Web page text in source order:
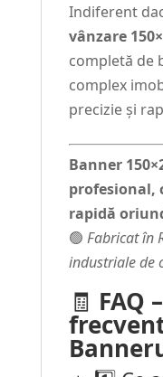
Indiferent
vânzare
completă de
complex
precizie și
Banner
profesional,
rapidă
🟢 Fabricat în
industriale de
🧾 FAQ